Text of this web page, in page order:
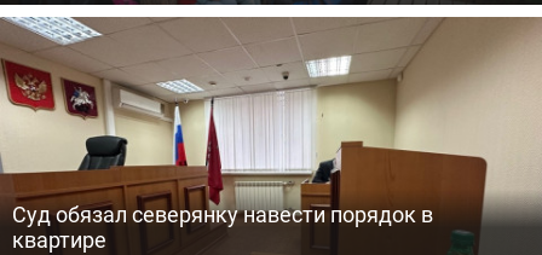
Суд обязал северянку навести порядок в
квартире